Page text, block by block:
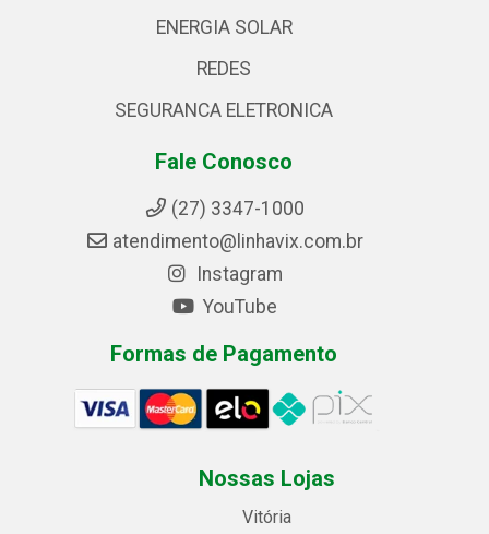
ENERGIA SOLAR
REDES
SEGURANCA ELETRONICA
Fale Conosco
(27) 3347-1000
atendimento@linhavix.com.br
Instagram
YouTube
Formas de Pagamento
Nossas Lojas
Vitória